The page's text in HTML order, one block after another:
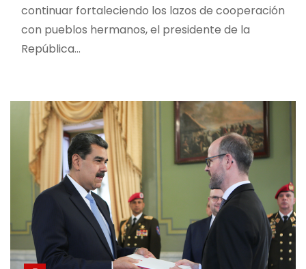
continuar fortaleciendo los lazos de cooperación
con pueblos hermanos, el presidente de la
República…